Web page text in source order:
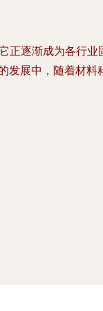
逐渐成为各行业
发展中，随着材